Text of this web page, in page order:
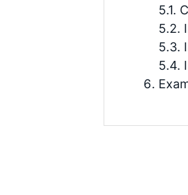
5.1.
5.2.
5.3.
5.4.